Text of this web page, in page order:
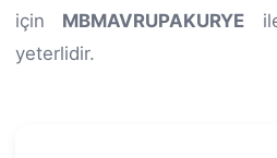
için MBMAVRUPAKURYE
yeterlidir.